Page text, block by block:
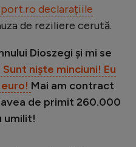
declarațiile
de reziliere cerută.
Dioszegi și mi se
Sunt niște minciuni! Eu
Mai am contract
avea de primit 260.000
umilit!